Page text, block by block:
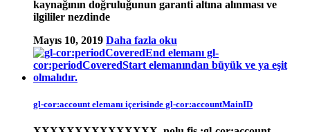
kaynağının doğruluğunun garanti altına alınması ve
ilgililer nezdinde
Mayıs 10, 2019 Daha fazla oku
gl-cor:account elemanı içerisinde gl-cor:accountMainID